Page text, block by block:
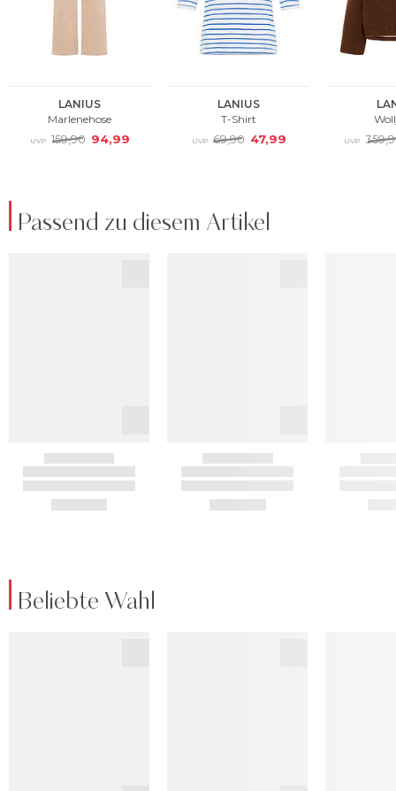
Passend zu diesem Artikel
Beliebte Wahl